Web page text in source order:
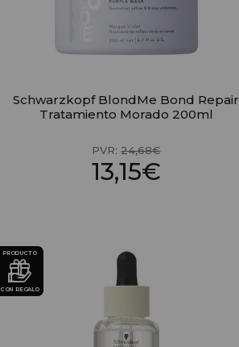
Schwarzkopf BlondMe Bond Repair
Tratamiento Morado 200ml
PVR:24,68€
13,15€
PRODUCTO
CON REGALO